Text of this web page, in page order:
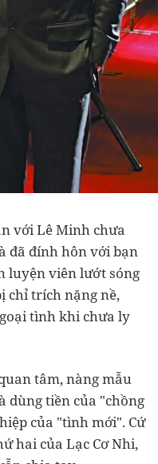
với Lê Minh chưa
đã đính hôn với bạn
luyện viên lướt sóng
chỉ trích nặng nề,
tình khi chưa ly
tâm, nàng mẫu
dùng tiền của "chồng
của "tình mới". Cứ
hai của Lạc Cơ Nhi,